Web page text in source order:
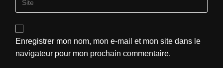
Enregistrer mon nom, mon e-mail et mon site dans le
navigateur pour mon prochain commentaire.